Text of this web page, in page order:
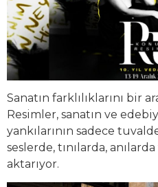
Sanatın farklılıklarını bir
Resimler, sanatın ve
yankılarının sadece
seslerde, tınılarda,
aktarıyor.